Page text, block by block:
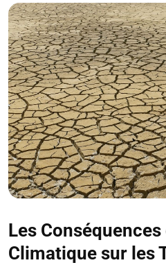
Les
Climatique sur les